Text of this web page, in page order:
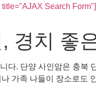
Search Form"]
경치 좋
. 단양 사인암은 충북
가족 나들이 장소로도